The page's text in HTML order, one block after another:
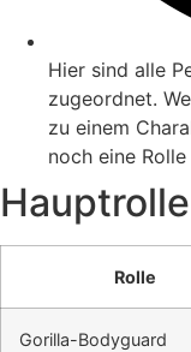
Hier sind alle
zugeordnet.
zu einem
noch eine
Rolle
Gorilla-Bodyguard